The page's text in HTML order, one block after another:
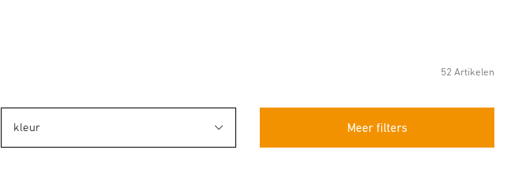
52 Artikelen
Meer filters
kleur